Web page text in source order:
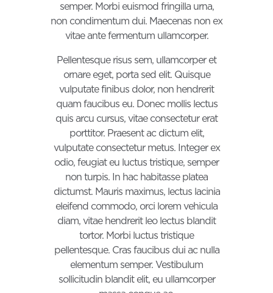
semper. Morbi euismod fringilla urna,
non condimentum dui. Maecenas non ex
vitae ante fermentum ullamcorper.
Pellentesque risus sem, ullamcorper et
ornare eget, porta sed elit. Quisque
vulputate finibus dolor, non hendrerit
quam faucibus eu. Donec mollis lectus
quis arcu cursus, vitae consectetur erat
porttitor. Praesent ac dictum elit,
vulputate consectetur metus. Integer ex
odio, feugiat eu luctus tristique, semper
non turpis. In hac habitasse platea
dictumst. Mauris maximus, lectus lacinia
eleifend commodo, orci lorem vehicula
diam, vitae hendrerit leo lectus blandit
tortor. Morbi luctus tristique
pellentesque. Cras faucibus dui ac nulla
elementum semper. Vestibulum
sollicitudin blandit elit, eu ullamcorper